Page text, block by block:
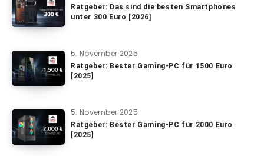
Ratgeber: Das sind die besten Smartphones
unter 300 Euro [2026]
5. November 2025
Ratgeber: Bester Gaming-PC für 1500 Euro
[2025]
5. November 2025
Ratgeber: Bester Gaming-PC für 2000 Euro
[2025]